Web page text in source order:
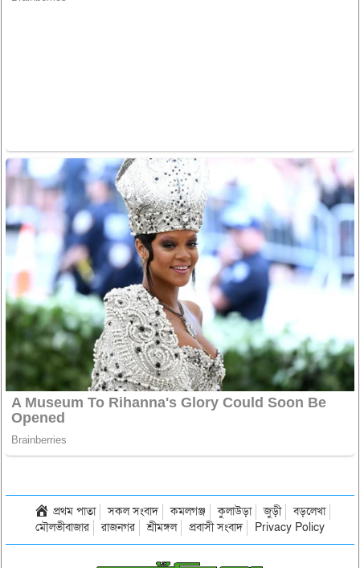
প্রথম পাতা সকল সংবাদ কমলগঞ্জ কুলাউড়া জুড়ী
বড়লেখা
মৌলভীবাজার
রাজনগর শ্রীমঙ্গল প্রবাসী সংবাদ Privacy Policy